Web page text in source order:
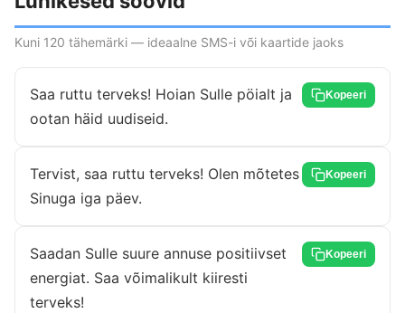
Kuni 120 tähemärki — ideaalne SMS-i või kaartide jaoks
Saa ruttu terveks! Hoian Sulle pöialt ja
ootan häid uudiseid.
Kopeeri
Tervist, saa ruttu terveks! Olen mõtetes
Sinuga iga päev.
Kopeeri
Saadan Sulle suure annuse positiivset
energiat. Saa võimalikult kiiresti
terveks!
Kopeeri